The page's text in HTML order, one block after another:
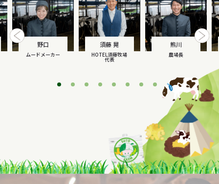
Previous
野口
ムードメーカー
須藤 晃
HOTEL須藤牧場
代表
熊川
農場長